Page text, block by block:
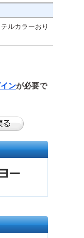
ルカラーおり
ンが必要で